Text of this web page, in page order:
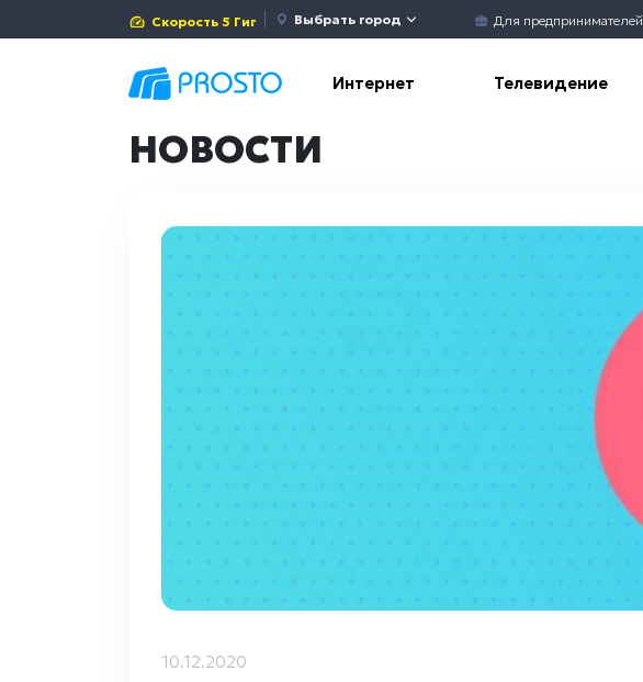
Скорость 5 Гиг Выбрать город Для предпринимателей
Интернет Телевидение
НОВОСТИ
10.12.2020